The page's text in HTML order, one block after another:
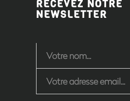
RECEVEZ NOTRE
NEWSLETTER